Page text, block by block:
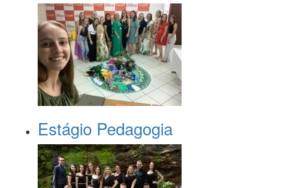
Estágio Pedagogia